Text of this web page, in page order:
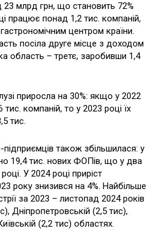
млрд грн, що становить 72%
працює понад 1,2 тис. компаній,
центром країни.
посіла друге місце з доходом
область – третє, заробивши 1,4
приросла на 30%: якщо у 2022
компаній, то у 2023 році їх
тис.
підприємців також збільшилася: у
19,4 тис. нових ФОПів, що у два
У 2024 році приріст
року знизився на 4%. Найбільше
за 2023 – листопад 2024 років
Дніпропетровській (2,5 тис),
(2,2 тис) областях.